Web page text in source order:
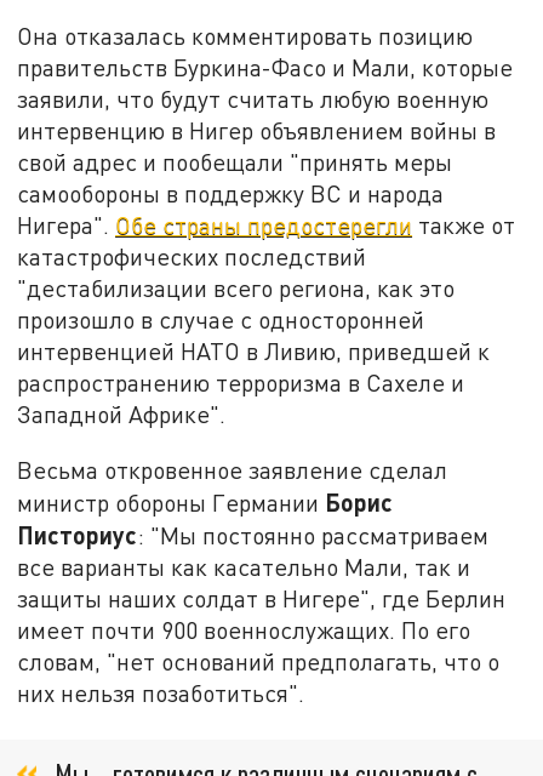
Она отказалась комментировать позицию
правительств Буркина-Фасо и Мали, которые
заявили, что будут считать любую военную
интервенцию в Нигер объявлением войны в
свой адрес и пообещали "принять меры
самообороны в поддержку ВС и народа
Нигера". Обе страны предостерегли также от
катастрофических последствий
"дестабилизации всего региона, как это
произошло в случае с односторонней
интервенцией НАТО в Ливию, приведшей к
распространению терроризма в Сахеле и
Западной Африке".
Весьма откровенное заявление сделал
министр обороны Германии Борис
Писториус: "Мы постоянно рассматриваем
все варианты как касательно Мали, так и
защиты наших солдат в Нигере", где Берлин
имеет почти 900 военнослужащих. По его
словам, "нет оснований предполагать, что о
них нельзя позаботиться".